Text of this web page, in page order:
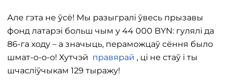
Але гэта не ўсё! Мы разыгралі ўвесь прызавы
фонд латарэі больш чым у 44 000 BYN: гулялі да
86-га ходу – а значыць, пераможцаў сёння было
шмат-о-о-о! Хутчэй правярай , ці не стаў і ты
шчасліўчыкам 129 тыражу!